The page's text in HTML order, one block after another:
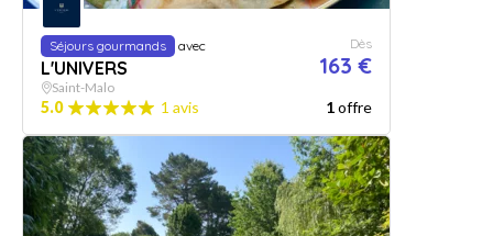
Séjours gourmands avec
L'UNIVERS
Dès
163 €
Saint-Malo
5.0 1 avis 1offre